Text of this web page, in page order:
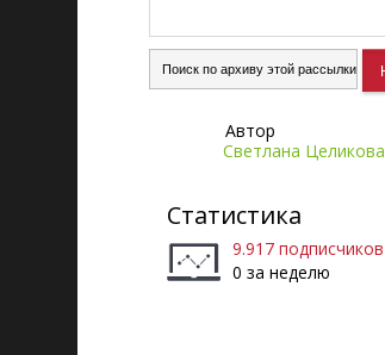
Автор
Светлана Целикова
Статистика
9.917 подписчиков
0 за неделю